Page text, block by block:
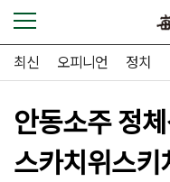
최신 오피니언 정치
안동소주 정
스카치위스